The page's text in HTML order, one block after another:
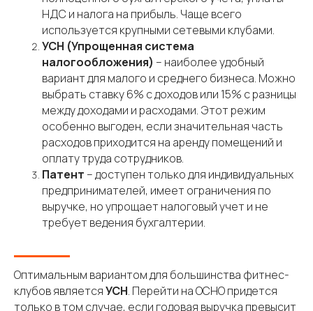
НДС и налога на прибыль. Чаще всего
используется крупными сетевыми клубами.
УСН (Упрощенная система
налогообложения) – наиболее удобный
вариант для малого и среднего бизнеса. Можно
выбрать ставку 6% с доходов или 15% с разницы
между доходами и расходами. Этот режим
особенно выгоден, если значительная часть
расходов приходится на аренду помещений и
оплату труда сотрудников.
Патент – доступен только для индивидуальных
предпринимателей, имеет ограничения по
выручке, но упрощает налоговый учет и не
требует ведения бухгалтерии.
Оптимальным вариантом для большинства фитнес-
клубов являетсяУСН. Перейти на ОСНО придется
только в том случае, если годовая выручка превысит